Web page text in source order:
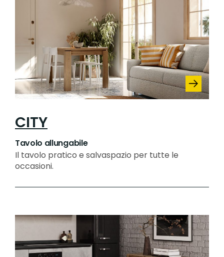
CITY
Tavolo allungabile
Il tavolo pratico e salvaspazio per tutte le
occasioni.